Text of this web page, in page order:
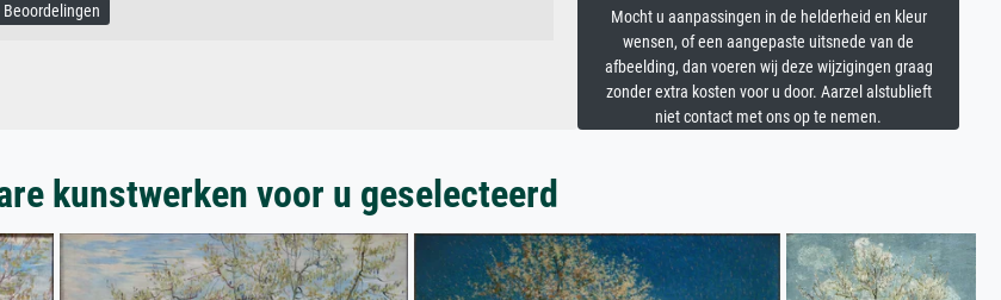
Beoordelingen
Mocht u aanpassingen in de helderheid en kleur
wensen, of een aangepaste uitsnede van de
afbeelding, dan voeren wij deze wijzigingen graag
zonder extra kosten voor u door. Aarzel alstublieft
niet contact met ons op te nemen.
kunstwerken voor u geselecteerd